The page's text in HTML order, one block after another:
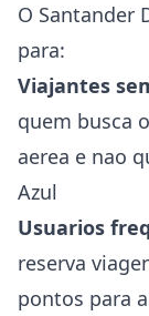
O Santander
para:
Viajantes
quem busca
aerea e nao
Azul
Usuarios
reserva
pontos para